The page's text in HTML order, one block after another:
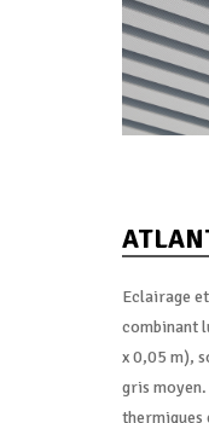
Eclairage
combinant
x 0,05 m),
gris
thermiques